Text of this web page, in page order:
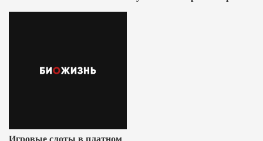
Игровые слоты в платном